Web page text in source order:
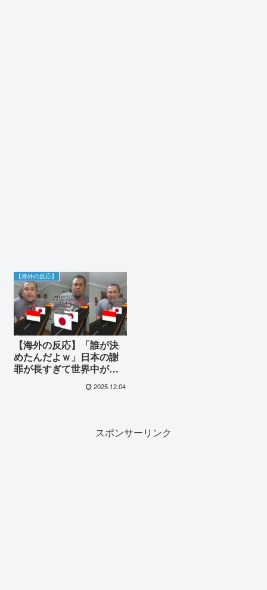
【海外の反応】
【海外の反応】「誰が決
めたんだよｗ」日本の謝
罪が長すぎて世界中が爆
笑！「ごめんなさい」の
レベルを超えた丁寧さに
2025.12.04
スポンサーリンク